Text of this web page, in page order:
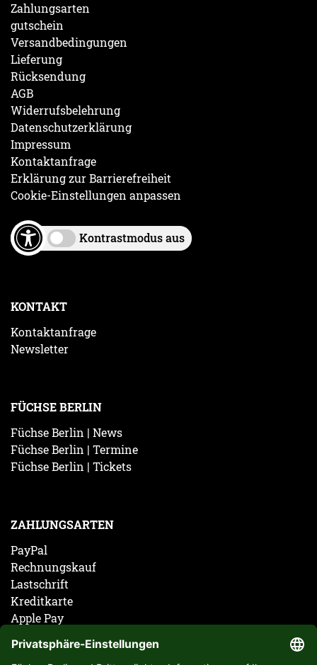
Zahlungsarten
gutschein
Versandbedingungen
Lieferung
Rücksendung
AGB
Widerrufsbelehrung
Datenschutzerklärung
Impressum
Kontaktanfrage
Erklärung zur Barrierefreiheit
Cookie-Einstellungen anpassen
Kontrastmodus aus
KONTAKT
Kontaktanfrage
Newsletter
FÜCHSE BERLIN
Füchse Berlin | News
Füchse Berlin | Termine
Füchse Berlin | Tickets
ZAHLUNGSARTEN
PayPal
Rechnungskauf
Lastschrift
Kreditkarte
Apple Pay